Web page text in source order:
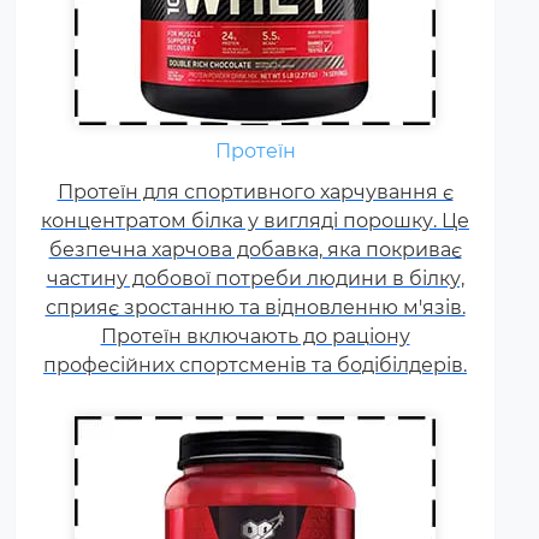
Протеїн
Протеїн для спортивного харчування є
концентратом білка у вигляді порошку. Це
безпечна харчова добавка, яка покриває
частину добової потреби людини в білку,
сприяє зростанню та відновленню м'язів.
Протеїн включають до раціону
професійних спортсменів та бодібілдерів.
Амінокислоти - це незамінні
органічні сполуки, які зазвичай
надходять в організм із
Незбалансоване харчування,
підвищені спортивні
навантаження та стрес
призводять до дефіциту
амінокислот. Щоб заповнити
його можна приймати
спеціальні добавки.